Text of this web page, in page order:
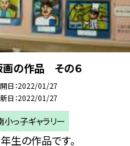
画の作品 その６
日 2022/01/27
日 2022/01/27
小っ子ギャラリー
年生の作品です。